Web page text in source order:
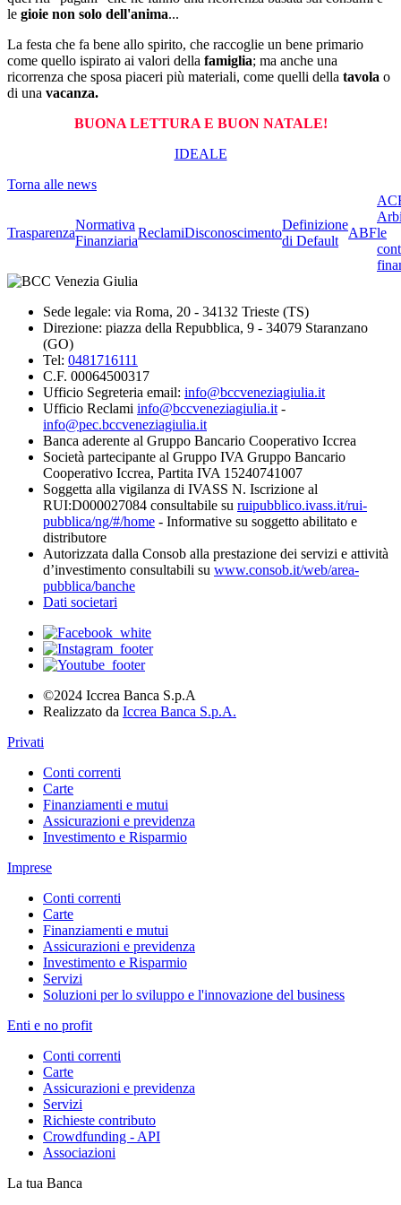
le gioie non solo dell'anima...
La festa che fa bene allo spirito, che raccoglie un bene primario
come quello ispirato ai valori della famiglia; ma anche una
ricorrenza che sposa piaceri più materiali, come quelli della tavola o
di una vacanza.
BUONA LETTURA E BUON NATALE!
IDEALE
Torna alle news
Trasparenza
Normativa
Finanziaria
ReclamiDisconoscimento
Definizione
di Default
ABFle
Sede legale: via Roma, 20 - 34132 Trieste (TS)
Direzione: piazza della Repubblica, 9 - 34079 Staranzano
(GO)
Tel: 0481716111
C.F. 00064500317
Ufficio Segreteria email: info@bccveneziagiulia.it
Ufficio Reclami info@bccveneziagiulia.it -
info@pec.bccveneziagiulia.it
Banca aderente al Gruppo Bancario Cooperativo Iccrea
Società partecipante al Gruppo IVA Gruppo Bancario
Cooperativo Iccrea, Partita IVA 15240741007
Soggetta alla vigilanza di IVASS N. Iscrizione al
RUI:D000027084 consultabile su ruipubblico.ivass.it/rui-
pubblica/ng/#/home - Informative su soggetto abilitato e
distributore
Autorizzata dalla Consob alla prestazione dei servizi e attività
d’investimento consultabili su www.consob.it/web/area-
pubblica/banche
Dati societari
©2024 Iccrea Banca S.p.A
Realizzato da Iccrea Banca S.p.A.
Privati
Conti correnti
Carte
Finanziamenti e mutui
Assicurazioni e previdenza
Investimento e Risparmio
Imprese
Conti correnti
Carte
Finanziamenti e mutui
Assicurazioni e previdenza
Investimento e Risparmio
Servizi
Soluzioni per lo sviluppo e l'innovazione del business
Enti e no profit
Conti correnti
Carte
Assicurazioni e previdenza
Servizi
Richieste contributo
Crowdfunding - API
Associazioni
La tua Banca